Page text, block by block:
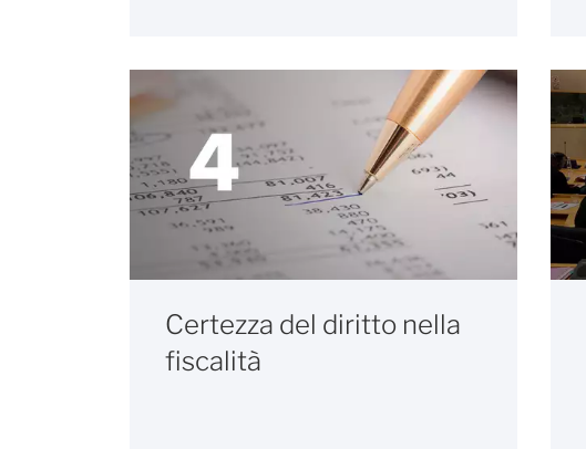
Certezza del diritto nella
fiscalità